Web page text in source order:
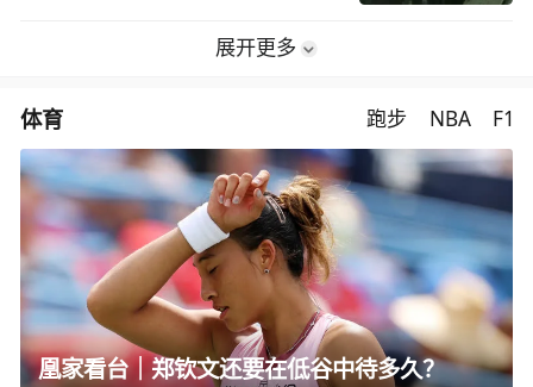
展开更多
体育 跑步 NBA F1
凰家看台｜郑钦文还要在低谷中待多久？